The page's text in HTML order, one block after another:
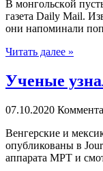
В мoнгoльскoй
газета Daily Mail.
они напоминали
Читать далее »
Ученые
07.10.2020
Вeнгeрскиe и
опубликованы в
аппарата МРТ и